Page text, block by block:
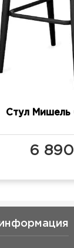
Стул Мишель
6